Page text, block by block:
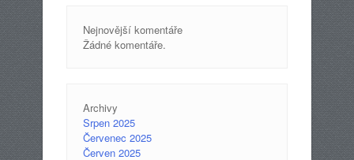
Nejnovější komentáře
Žádné komentáře.
Archivy
Srpen 2025
Červenec 2025
Červen 2025